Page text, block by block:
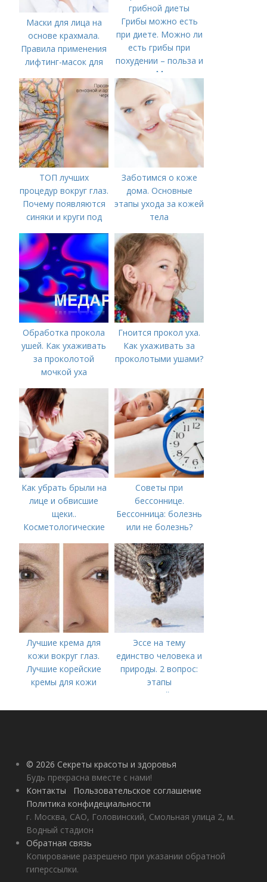
Маски для лица на
основе крахмала.
Правила применения
лифтинг-масок для
Грибы можно есть
при диете. Можно ли
есть грибы при
похудении – польза и
вред. Меню и
рецепты блюд
грибной диеты
ТОП лучших
процедур вокруг глаз.
Почему появляются
синяки и круги под
Заботимся о коже
дома. Основные
этапы ухода за кожей
тела
Обработка прокола
ушей. Как ухаживать
за проколотой
мочкой уха
Гноится прокол уха.
Как ухаживать за
проколотыми ушами?
Как убрать брыли на
лице и обвисшие
щеки..
Косметологические
Советы при
бессоннице.
Бессонница: болезнь
или не болезнь?
Лучшие крема для
кожи вокруг глаз.
Лучшие корейские
кремы для кожи
году
Эссе на тему
единство человека и
природы. 2 вопрос:
этапы
взаимодействия
природного и
© 2026 Секреты красоты и здоровья
Будь прекрасна вместе с нами!
Контакты
Пользовательское соглашение
Политика конфидециальности
г. Москва, САО, Головинский, Смольная улица 2, м.
Водный стадион
Обратная связь
Копирование разрешено при указании обратной
гиперссылки.